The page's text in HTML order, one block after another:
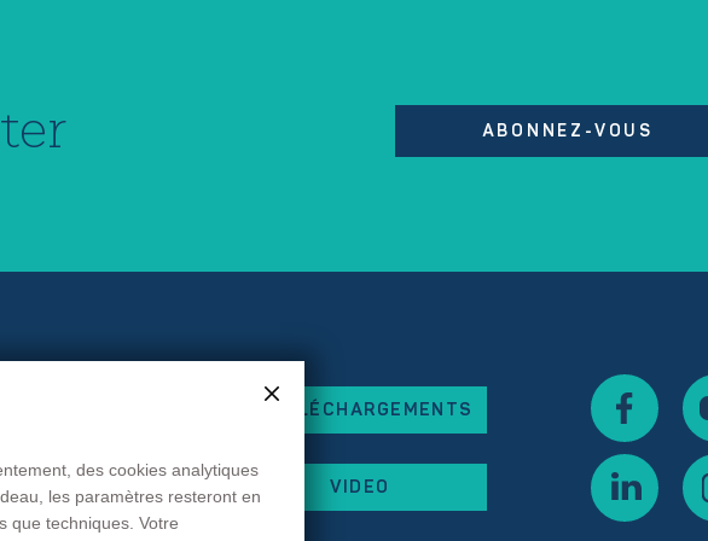
ABONNEZ-VOUS
Besse
44
TÉLÉCHARGEMENTS
VIDEO
des cookies analytiques
les paramètres resteront en
que techniques. Votre